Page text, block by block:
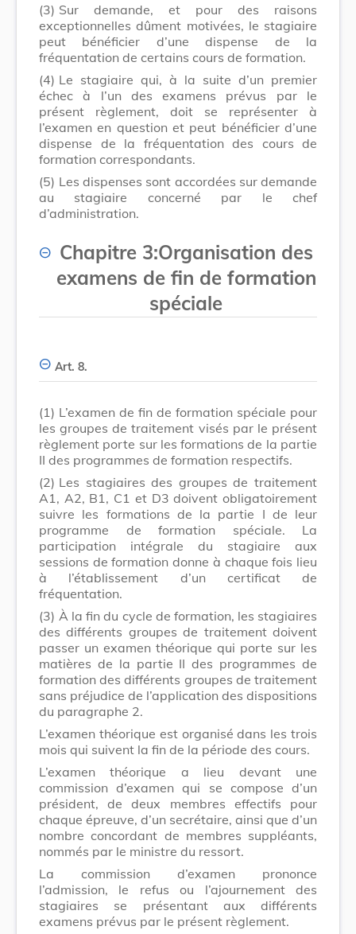
(3) Sur demande, et pour des raisons
exceptionnelles dûment motivées, le stagiaire
peut bénéficier d’une dispense de la
fréquentation de certains cours de formation.
(4) Le stagiaire qui, à la suite d’un premier
échec à l’un des examens prévus par le
présent règlement, doit se représenter à
l’examen en question et peut bénéficier d’une
dispense de la fréquentation des cours de
formation correspondants.
(5) Les dispenses sont accordées sur demande
au stagiaire concerné par le chef
d’administration.
Chapitre 3:Organisation des
examens de fin de formation
spéciale
Art. 8.
(1) L’examen de fin de formation spéciale pour
les groupes de traitement visés par le présent
règlement porte sur les formations de la partie
II des programmes de formation respectifs.
(2) Les stagiaires des groupes de traitement
A1, A2, B1, C1 et D3 doivent obligatoirement
suivre les formations de la partie I de leur
programme de formation spéciale. La
participation intégrale du stagiaire aux
sessions de formation donne à chaque fois lieu
à l’établissement d’un certificat de
fréquentation.
(3) À la fin du cycle de formation, les stagiaires
des différents groupes de traitement doivent
passer un examen théorique qui porte sur les
matières de la partie II des programmes de
formation des différents groupes de traitement
sans préjudice de l’application des dispositions
du paragraphe 2.
L’examen théorique est organisé dans les trois
mois qui suivent la fin de la période des cours.
L’examen théorique a lieu devant une
commission d’examen qui se compose d’un
président, de deux membres effectifs pour
chaque épreuve, d’un secrétaire, ainsi que d’un
nombre concordant de membres suppléants,
nommés par le ministre du ressort.
La commission d’examen prononce
l’admission, le refus ou l’ajournement des
stagiaires se présentant aux différents
examens prévus par le présent règlement.